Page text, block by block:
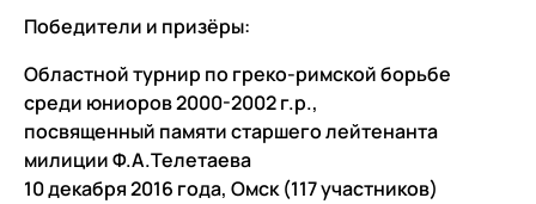
Победители и призёры:
Областной турнир по греко-римской борьбе
среди юниоров 2000-2002 г.р.,
посвященный памяти старшего лейтенанта
милиции Ф.А.Телетаева
10 декабря 2016 года, Омск (117 участников)